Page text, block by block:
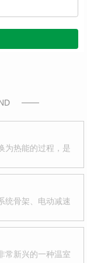
为热能的过程，是
统骨架、电动减速
常新兴的一种温室